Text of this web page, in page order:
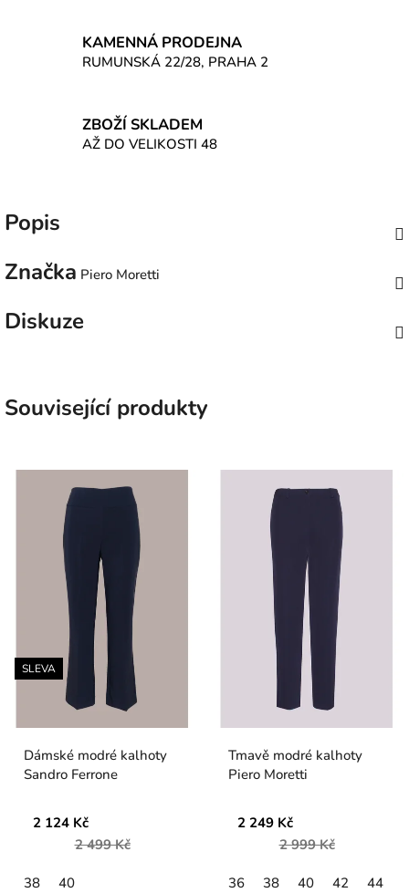
KAMENNÁ PRODEJNA
RUMUNSKÁ 22/28, PRAHA 2
ZBOŽÍ SKLADEM
AŽ DO VELIKOSTI 48
Popis
Značka Piero Moretti
Diskuze
Související produkty
SLEVA
Dámské modré kalhoty
Sandro Ferrone
2 124 Kč
2 499 Kč
38 40
Tmavě modré kalhoty
Piero Moretti
2 249 Kč
2 999 Kč
36 38 40 42 44